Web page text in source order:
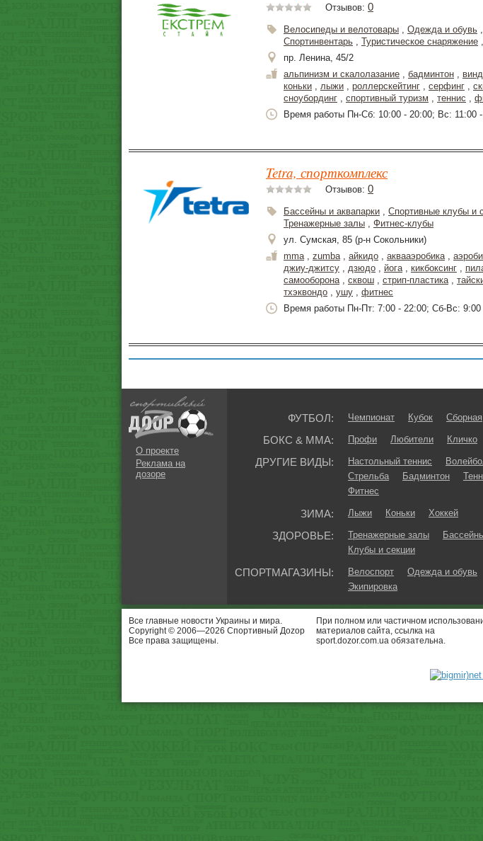
Отзывов: 0
Велосипеды и велотовары , Одежда и обувь ,
Спортинвентарь , Туристическое снаряжение ,
пр. Ленина, 45/2
альпинизм и скалолазание , бадминтон ,
коньки , лыжи , роллерскейтинг , серфинг ,
сноубординг , спортивный туризм , теннис ,
Время работы Пн-Сб: 10:00 - 20:00; Вс: 11:00
Tetra, спорткомплекс
Отзывов: 0
Бассейны и аквапарки , Спортивные клубы и
Тренажерные залы , Фитнес-клубы
ул. Cумская, 85 (р-н Сокольники)
mma, zumba, айкидо , аквааэробика,
джиу-джитсу , дзюдо , йога, кикбоксинг ,
самооборона, сквош , стрип-пластика,
тхэквондо , ушу , фитнес
Время работы Пн-Пт: 7:00 - 22:00; Сб-Вс: 9:00
О проекте
Реклама на
дозоре
ФУТБОЛ: Чемпионат Кубок Сборная
БОКС & ММА: Профи Любители Кличко
ДРУГИЕ ВИДЫ: Настольный теннис
Стрельба
Бадминтон
Фитнес
ЗИМА: Лыжи Коньки Хоккей
ЗДОРОВЬЕ: Тренажерные залы
Клубы и секции
СПОРТМАГАЗИНЫ: Велоспорт Одежда и обувь
Экипировка
Все главные новости Украины и мира.
Copyright © 2006—2026 Спортивный Доzор
Все права защищены.
При полном или частичном
материалов сайта, ссылка на
sport.dozor.com.ua обязательна.